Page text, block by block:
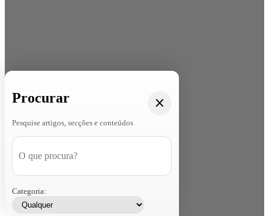
Procurar
Pesquise artigos, secções e conteúdos
Categoria: